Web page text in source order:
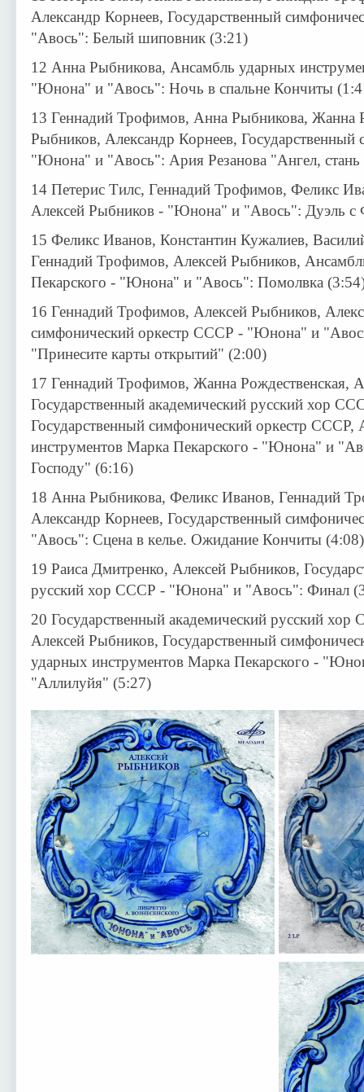
Александр Корнеев, Государственный
"Авось": Белый шиповник (3:21)
12 Анна Рыбникова, Ансамбль ударных
"Юнона" и "Авось": Ночь в спальне Кончиты
13 Геннадий Трофимов, Анна Рыбникова, Жанна
Рыбников, Александр Корнеев,
"Юнона" и "Авось": Ария Резанова "Ангел, стань
14 Петерис Тилс, Геннадий Трофимов, Феликс
Алексей Рыбников - "Юнона" и "Авось": Дуэль с
15 Феликс Иванов, Константин Кужалиев,
Геннадий Трофимов, Алексей Рыбников,
Пекарского - "Юнона" и "Авось": Помолвка
16 Геннадий Трофимов, Алексей Рыбников,
симфонический оркестр СССР - "Юнона" и
"Принесите карты открытий" (2:00)
17 Геннадий Трофимов, Жанна Рождественская,
Государственный академический русский хор
Государственный симфонический оркестр СССР,
инструментов Марка Пекарского - "Юнона" и
Господу" (6:16)
18 Анна Рыбникова, Феликс Иванов, Геннадий
Александр Корнеев, Государственный
"Авось": Сцена в келье. Ожидание Кончиты (4:08)
19 Раиса Дмитренко, Алексей Рыбников,
русский хор СССР - "Юнона" и "Авось": Финал
20 Государственный академический русский
Алексей Рыбников, Государственный
ударных инструментов Марка Пекарского -
"Аллилуйя" (5:27)